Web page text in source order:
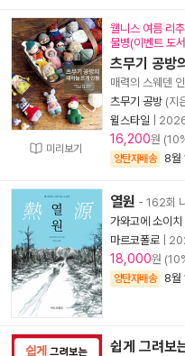
미리보기
웰니스 여름 리
물병(이벤트 도
츠무기 공방
매력의 스웨덴
츠무기 공방 (지
윌스타일
16,200원
양탄자배송 8월
열원 - 162회
가와고에 소이치
마르코폴로
18,000원
양탄자배송 8월
쉽게 그려보